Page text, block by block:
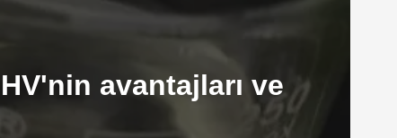
avantajları ve